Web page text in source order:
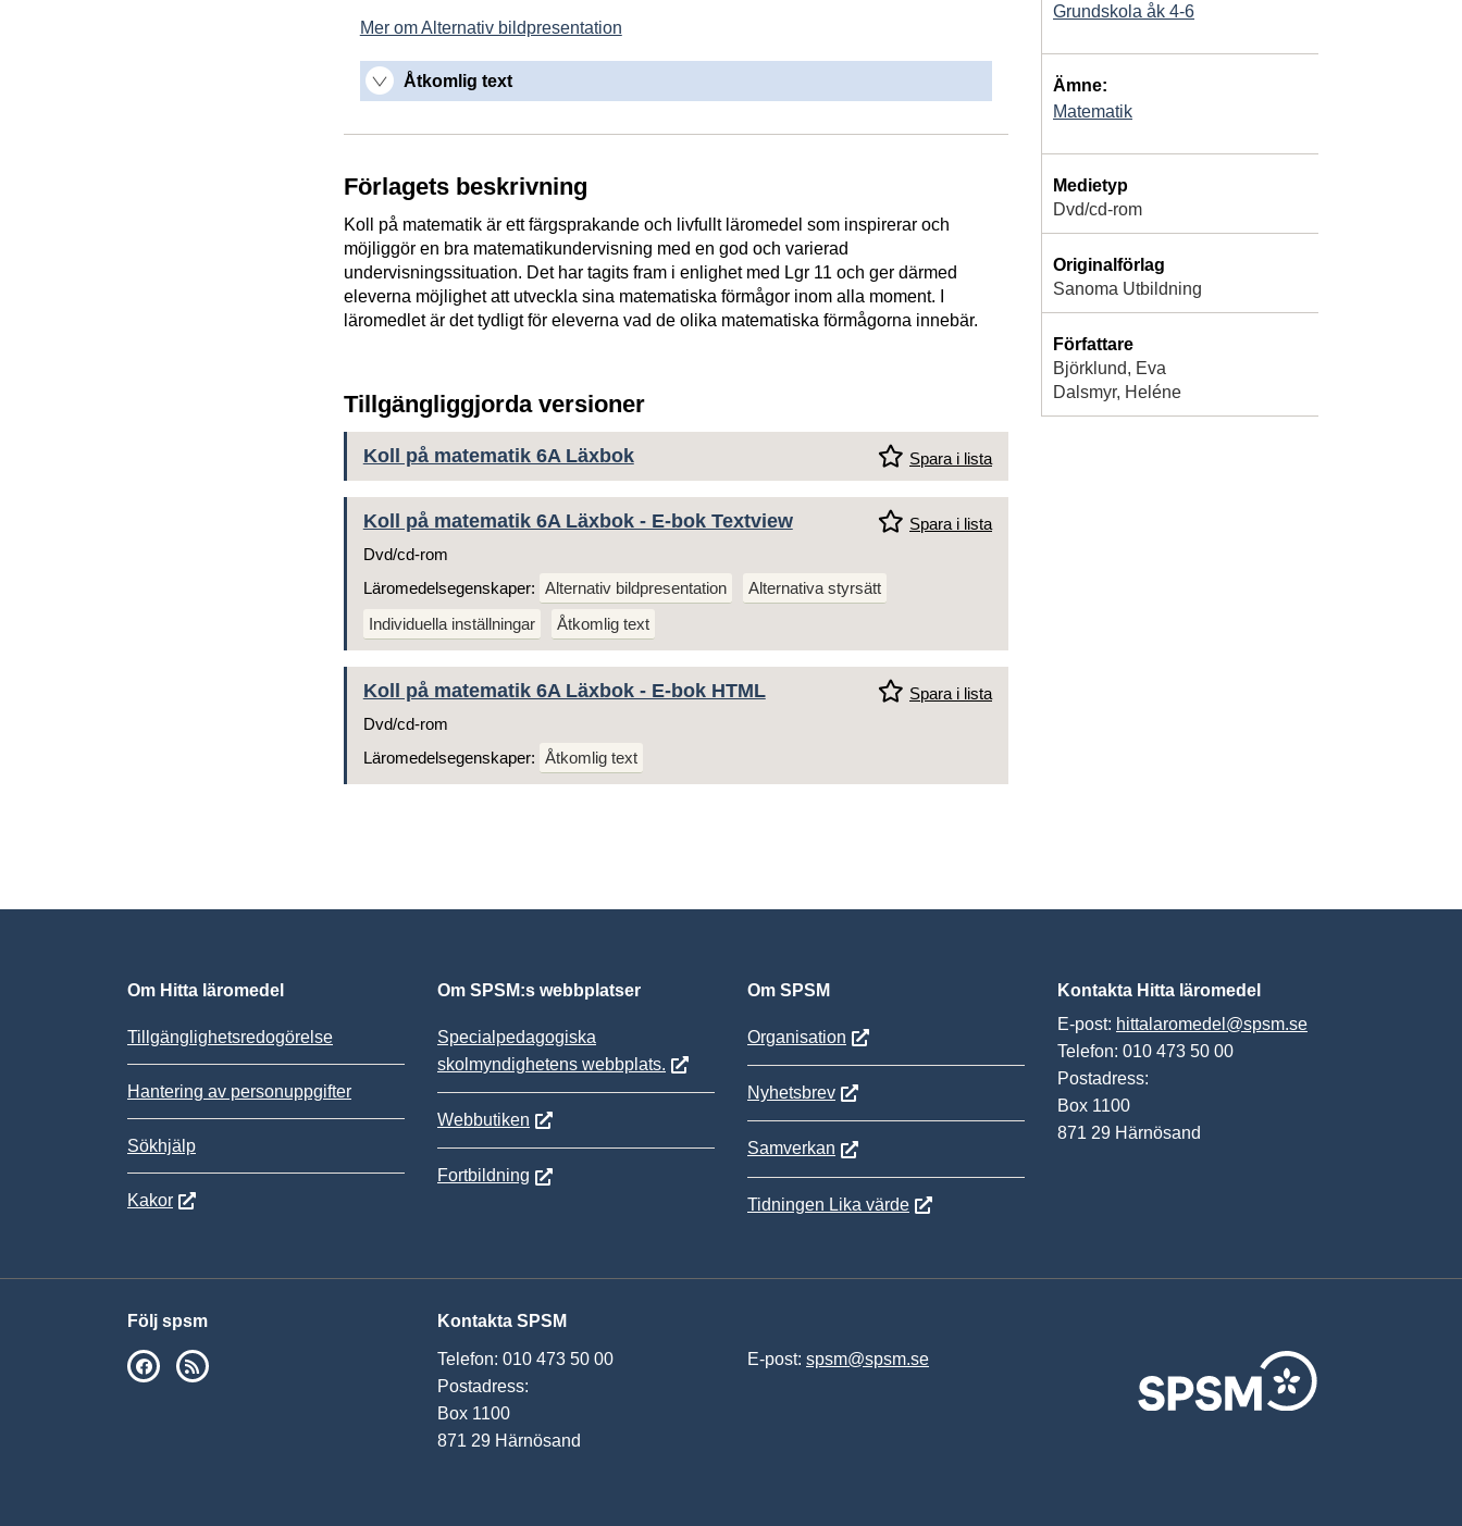
Mer om Alternativ bildpresentation
Åtkomlig text
Förlagets beskrivning
Koll på matematik är ett färgsprakande och livfullt läromedel som inspirerar och
möjliggör en bra matematikundervisning med en god och varierad
undervisningssituation. Det har tagits fram i enlighet med Lgr 11 och ger därmed
eleverna möjlighet att utveckla sina matematiska förmågor inom alla moment. I
läromedlet är det tydligt för eleverna vad de olika matematiska förmågorna innebär.
Tillgängliggjorda versioner
Koll på matematik 6A Läxbok Spara i lista
Koll på matematik 6A Läxbok - E-bok Textview
Spara i lista
Dvd/cd-rom
Läromedelsegenskaper: Alternativ bildpresentation
Alternativa styrsätt
Individuella inställningar
Åtkomlig text
Koll på matematik 6A Läxbok - E-bok HTML
Spara i lista
Dvd/cd-rom
Läromedelsegenskaper: Åtkomlig text
Grundskola åk 4-6
Ämne:
Matematik
Medietyp
Dvd/cd-rom
Originalförlag
Sanoma Utbildning
Författare
Björklund, Eva
Dalsmyr, Heléne
Om Hitta läromedel
Tillgänglighetsredogörelse
Hantering av personuppgifter
Sökhjälp
Kakor
Om SPSM:s webbplatser
Specialpedagogiska
skolmyndighetens webbplats.
Webbutiken
Fortbildning
Om SPSM
Organisation
Nyhetsbrev
Samverkan
Tidningen Lika värde
Kontakta Hitta läromedel
E-post: hittalaromedel@spsm.se
Telefon: 010 473 50 00
Postadress:
Box 1100
871 29 Härnösand
Följ spsm
SPSM på Facebook
Kontakta SPSM
Telefon: 010 473 50 00
Postadress:
Box 1100
871 29 Härnösand
E-post: spsm@spsm.se